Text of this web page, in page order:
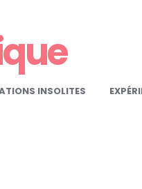
INSOLITES